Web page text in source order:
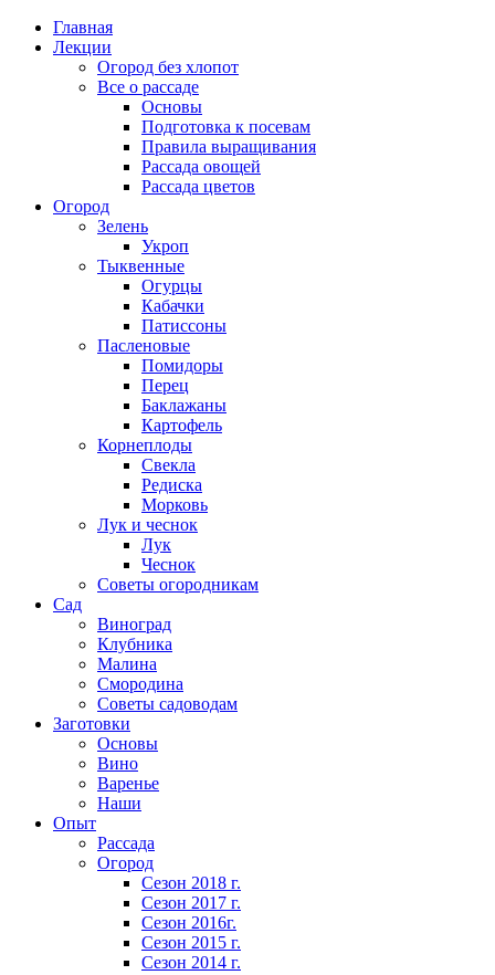
Главная
Лекции
Огород без хлопот
Все о рассаде
Основы
Подготовка к посевам
Правила выращивания
Рассада овощей
Рассада цветов
Огород
Зелень
Укроп
Тыквенные
Огурцы
Кабачки
Патиссоны
Пасленовые
Помидоры
Перец
Баклажаны
Картофель
Корнеплоды
Свекла
Редиска
Морковь
Лук и чеснок
Лук
Чеснок
Советы огородникам
Сад
Виноград
Клубника
Малина
Смородина
Советы садоводам
Заготовки
Основы
Вино
Варенье
Наши
Опыт
Рассада
Огород
Сезон 2018 г.
Сезон 2017 г.
Сезон 2016г.
Сезон 2015 г.
Сезон 2014 г.